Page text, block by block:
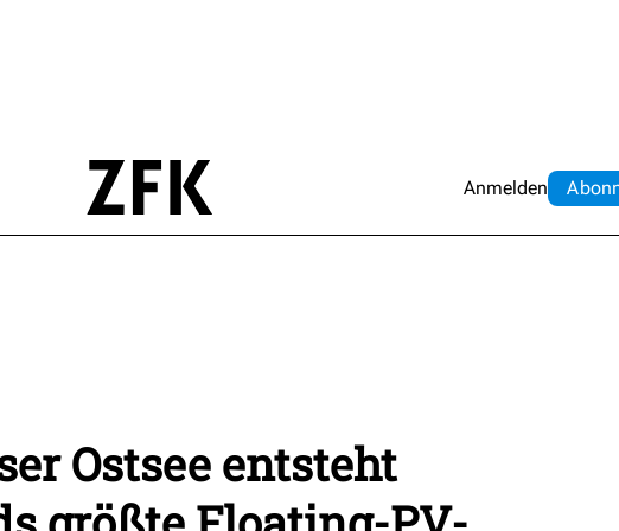
Anmelden Abo
Ostsee entsteht